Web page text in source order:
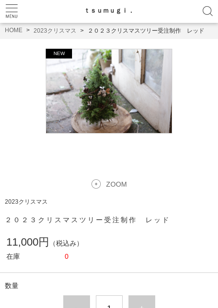
ｔｓｕｍｕｇｉ．
HOME 2023クリスマス ２０２３クリスマスツリー受注制作 レッド
ZOOM
2023クリスマス
２０２３クリスマスツリー受注制作 レッド
11,000円
（税込み）
在庫
0
数量